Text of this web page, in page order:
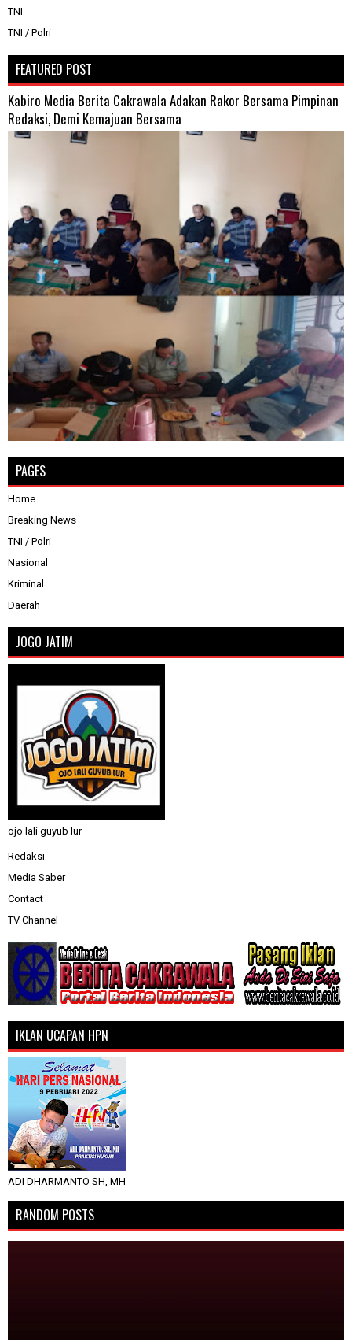
TNI
TNI / Polri
FEATURED POST
Kabiro Media Berita Cakrawala Adakan Rakor Bersama Pimpinan
Redaksi, Demi Kemajuan Bersama
PAGES
Home
Breaking News
TNI / Polri
Nasional
Kriminal
Daerah
JOGO JATIM
ojo lali guyub lur
Redaksi
Media Saber
Contact
TV Channel
IKLAN UCAPAN HPN
ADI DHARMANTO SH, MH
RANDOM POSTS